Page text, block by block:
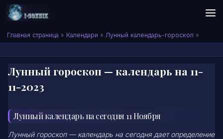
Skip to content
Сонник I-SONNIK.COM
Главная страница » Календари » Лунный календарь-гороскоп »
Лунный гороскоп — календарь на 11-
11-2023
Лунный календарь на сегодня 11 Ноября
Лунный гороскоп — календарь на сегодня дает определение